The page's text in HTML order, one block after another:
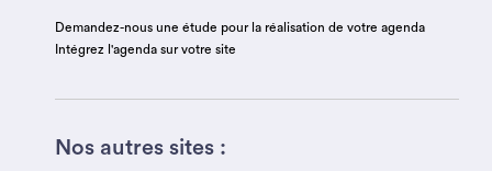
Demandez-nous une étude pour la réalisation de votre agenda
Intégrez l'agenda sur votre site
Nos autres sites :